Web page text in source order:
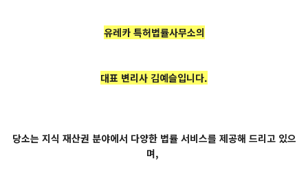
유레카 특허법률사무소의
대표 변리사 김예슬입니다.
당소는 지식 재산권 분야에서 다양한 법률 서비스를 제공해 드리고 있으
며,